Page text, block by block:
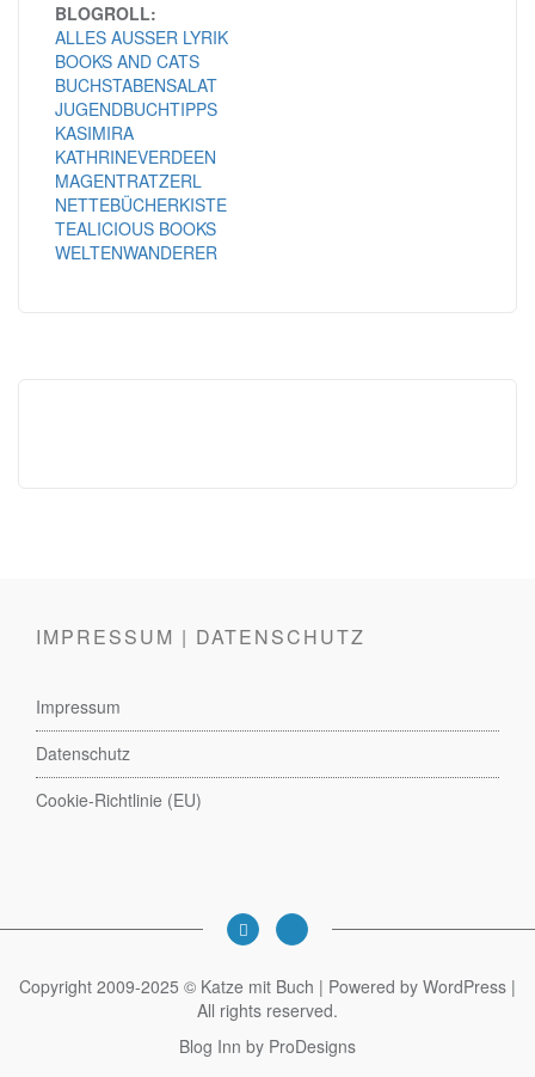
BLOGROLL:
ALLES AUSSER LYRIK
BOOKS AND CATS
BUCHSTABENSALAT
JUGENDBUCHTIPPS
KASIMIRA
KATHRINEVERDEEN
MAGENTRATZERL
NETTEBÜCHERKISTE
TEALICIOUS BOOKS
WELTENWANDERER
IMPRESSUM | DATENSCHUTZ
Impressum
Datenschutz
Cookie-Richtlinie (EU)
Copyright 2009-2025 © Katze mit Buch | Powered by WordPress |
All rights reserved.
Blog Inn by ProDesigns